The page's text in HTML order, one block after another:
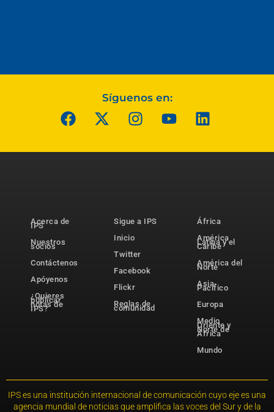
Síguenos en:
Acerca de
IPS
Nuestros
socios
Contáctenos
Apóyenos
¿Quieres
publicar
notas de
IPS?
Sigue a IPS
Inicio
Twitter
Facebook
Flickr
Reglas de
comunidad
África
América
Latina y el
Caribe
América del
Norte
Asia-
Pacífico
Europa
Medio
Oriente y
Norte de
África
Mundo
IPS es una institución internacional de comunicación cuyo eje es una
agencia mundial de noticias que amplifica las voces del Sur y de la